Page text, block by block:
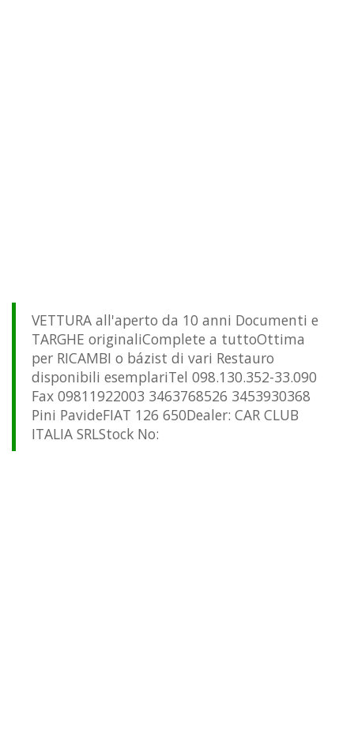
VETTURA all'aperto da 10 anni Documenti e
TARGHE originaliComplete a tuttoOttima
per RICAMBI o bázist di vari Restauro
disponibili esemplariTel 098.130.352-33.090
Fax 09811922003 3463768526 3453930368
Pini PavideFIAT 126 650Dealer: CAR CLUB
ITALIA SRLStock No: